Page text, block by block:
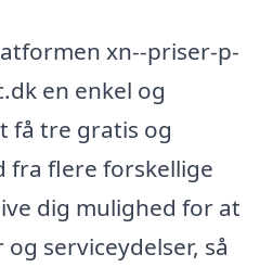
xn--priser-p-
en enkel og
få tre gratis og
flere forskellige
dig mulighed for at
serviceydelser, så